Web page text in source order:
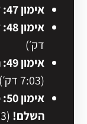
אימון 47: לחיות עם מטרות
אימון 48: לעמוד במילה שלך לעצמך
דק׳)
אימון 49: הסוד שלא גיליתי לכם על ווינריות
(7:03 דק׳)
השלם! (15:03 דק׳)